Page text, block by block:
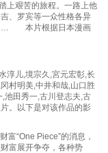
第76集
第84集
第88集
第92集
上艰苦的旅程。一路上他
、罗宾等一众性格各异
…… 本片根据日本漫画
淳儿,境宗久,宮元宏彰,长
村明美,中井和哉,山口胜
池田秀一,古川登志夫,古
。以下是对该作品的影
富“One Piece”的消息，
富展开争夺，各种势